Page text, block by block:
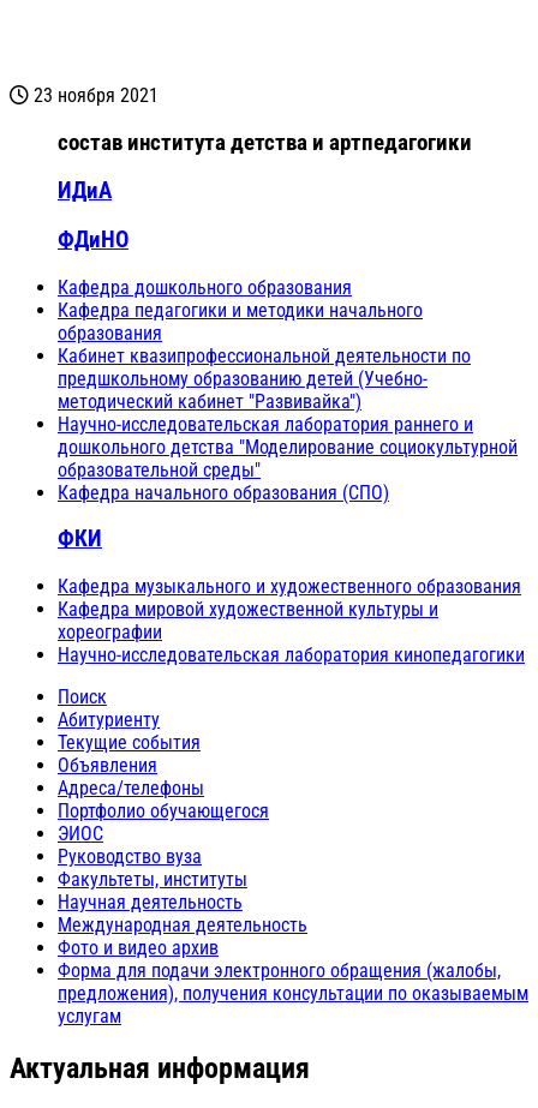
23 ноября 2021
состав института детства и артпедагогики
ИДиА
ФДиНО
Кафедра дошкольного образования
Кафедра педагогики и методики начального
образования
Кабинет квазипрофессиональной деятельности по
предшкольному образованию детей (Учебно-
методический кабинет "Развивайка")
Научно-исследовательская лаборатория раннего и
дошкольного детства "Моделирование социокультурной
образовательной среды"
Кафедра начального образования (СПО)
ФКИ
Кафедра музыкального и художественного образования
Кафедра мировой художественной культуры и
хореографии
Научно-исследовательская лаборатория кинопедагогики
Поиск
Абитуриенту
Текущие события
Объявления
Адреса/телефоны
Портфолио обучающегося
ЭИОС
Руководство вуза
Факультеты, институты
Научная деятельность
Международная деятельность
Фото и видео архив
Форма для подачи электронного обращения (жалобы,
предложения), получения консультации по оказываемым
услугам
Актуальная информация